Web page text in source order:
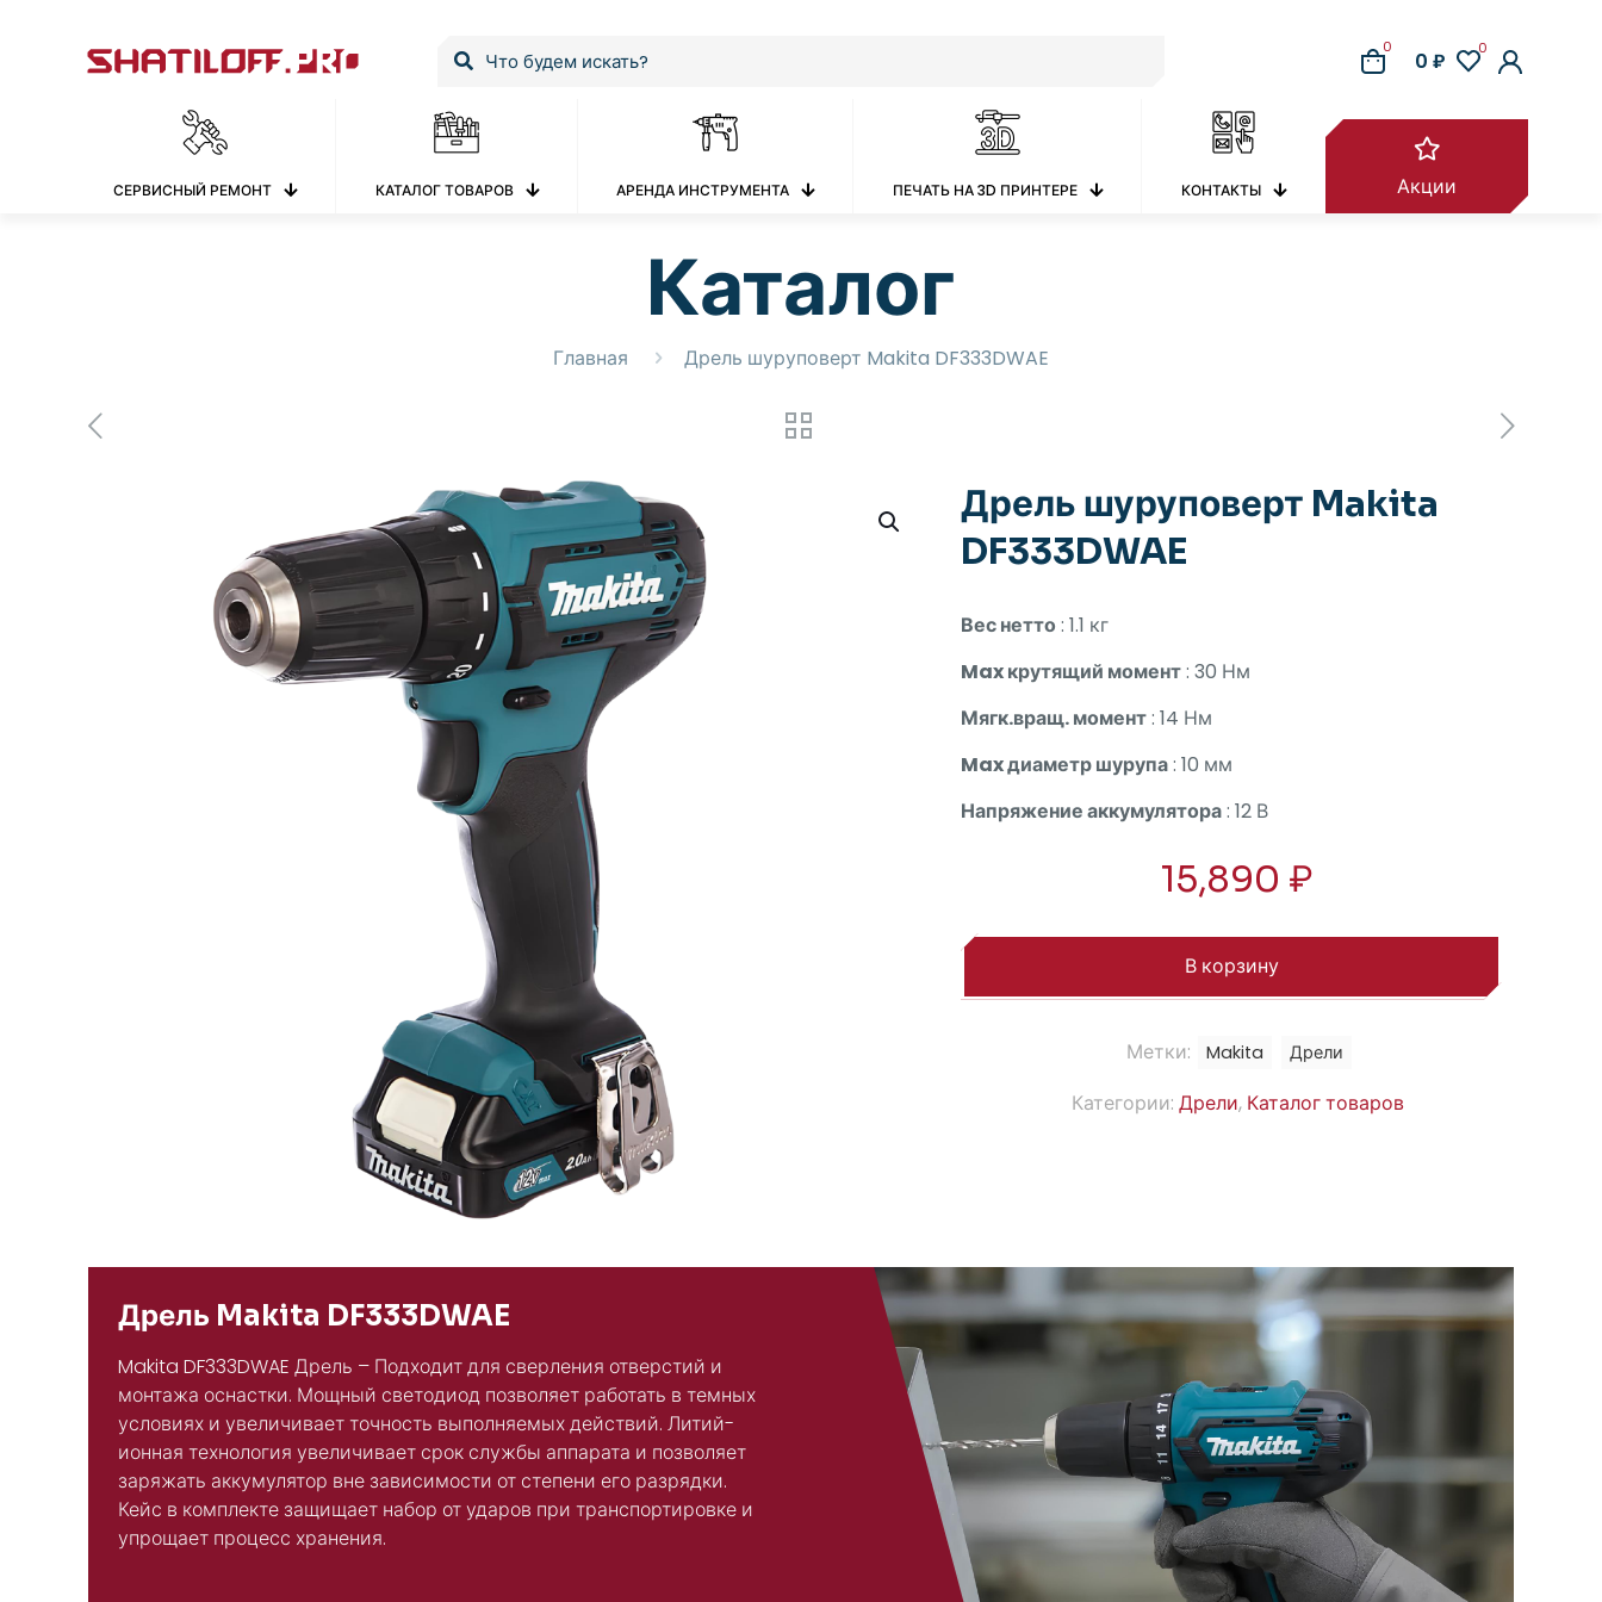
0
0 ₽ 0
СЕРВИСНЫЙ РЕМОНТ КАТАЛОГ ТОВАРОВ АРЕНДА ИНСТРУМЕНТА ПЕЧАТЬ НА 3D ПРИНТЕРЕ КОНТАКТЫ Акции
Каталог
Главная Дрель шуруповерт Makita DF333DWAE
Дрель шуруповерт Makita
DF333DWAE
Вес нетто : 1.1 кг
Max крутящий момент: 30 Нм
Мягк.вращ. момент: 14 Нм
Max диаметр шурупа: 10 мм
Напряжение аккумулятора: 12 В
15,890 ₽
В корзину
Категории: Дрели, Каталог товаров
Метки: Makita Дрели
Дрель Makita DF333DWAE
Makita DF333DWAE Дрель – Подходит для сверления отверстий и
монтажа оснастки. Мощный светодиод позволяет работать в темных
условиях и увеличивает точность выполняемых действий. Литий-
ионная технология увеличивает срок службы аппарата и позволяет
заряжать аккумулятор вне зависимости от степени его разрядки.
Кейс в комплекте защищает набор от ударов при транспортировке и
упрощает процесс хранения.